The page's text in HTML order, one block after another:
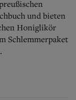
und bieten
Honiglikör
Schlemmerpaket